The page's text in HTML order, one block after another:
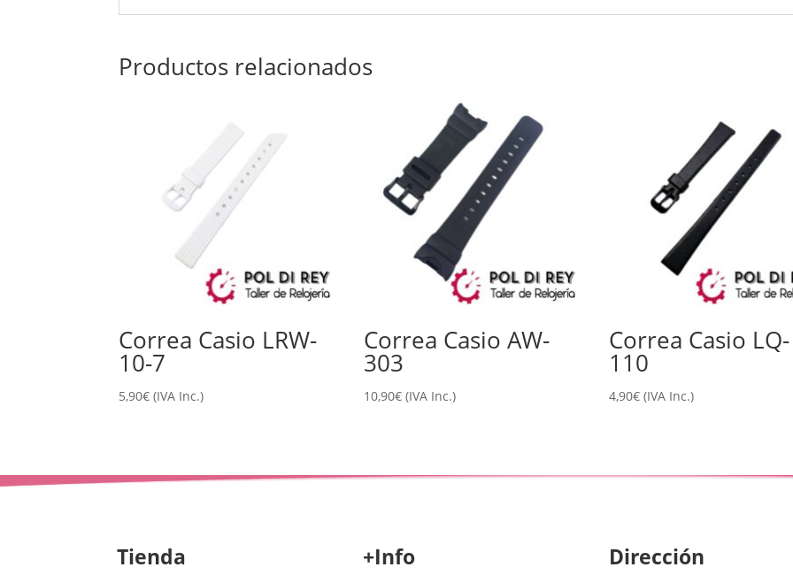
Productos relacionados
Correa Casio LRW-
10-7
5,90€ (IVA Inc.)
Correa Casio AW-
303
10,90€ (IVA Inc.)
Correa Casio LQ-
110
4,90€ (IVA Inc.)
Tienda +Info Dirección